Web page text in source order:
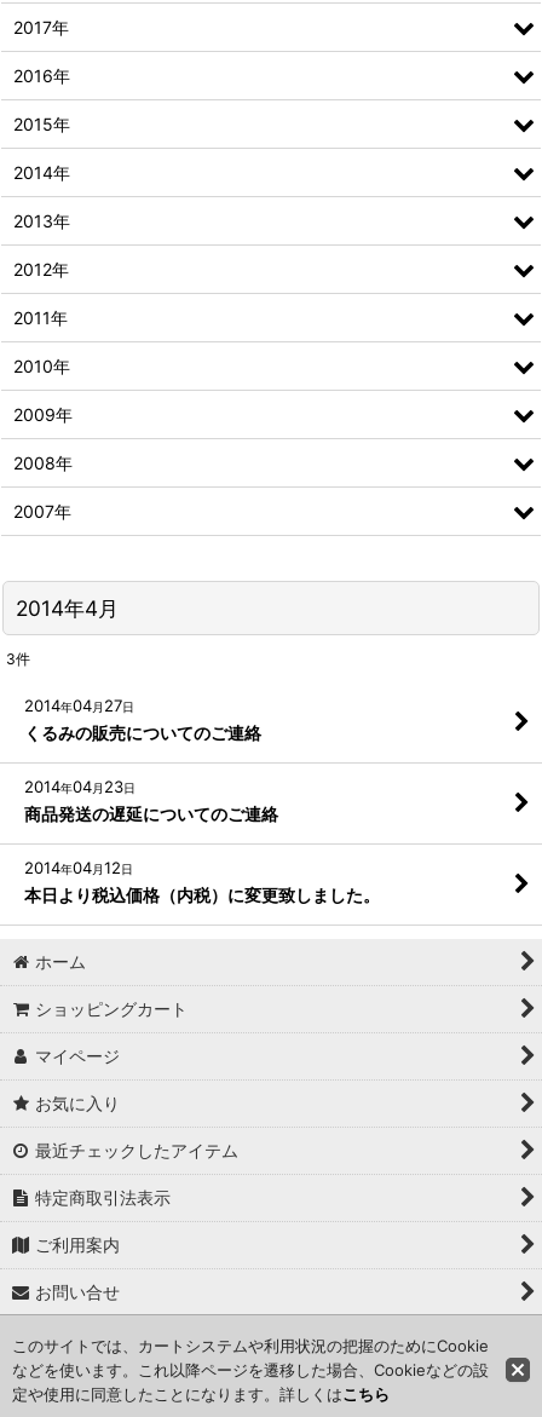
2014年4月
3件
2014年04月 27日
くるみの販売についてのご連絡
2014年04月 23日
商品発送の遅延についてのご連絡
2014年04月12日
本日より税込価格（内税）に変更致しました。
2017年
2016年
2015年
2014年
2013年
2012年
2011年
2010年
2009年
2008年
2007年
ホーム
ショッピングカート
マイページ
お気に入り
最近チェックしたアイテム
特定商取引法表示
ご利用案内
お問い合せ
Copyright (C) 2024 kameisyouten. All Rights Reserved.
Powered byおちゃのこネット ネットショップ作成サービス
このサイトでは、カートシステムや利用状況の把握のためにCookie
などを使います。これ以降ページを遷移した場合、Cookieなどの設
定や使用に同意したことになります。詳しくはこちら